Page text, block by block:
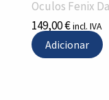
Oculos Fenix
149,00€incl. IVA
Adicionar